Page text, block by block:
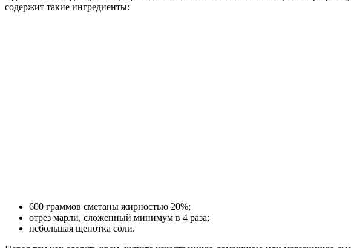
содержит такие ингредиенты:
600 граммов сметаны жирностью 20%;
отрез марли, сложенный минимум в 4 раза;
небольшая щепотка соли.